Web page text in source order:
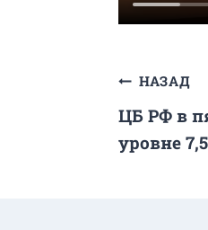
по
НАЗАД
ЦБ РФ в
уровне